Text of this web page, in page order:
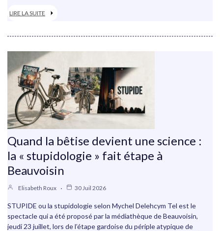
LIRE LA SUITE
Quand la bêtise devient une science :
la « stupidologie » fait étape à
Beauvoisin
Elisabeth Roux 30 Juil 2026
STUPIDE ou la stupidologie selon Mychel Delehcym Tel est le
spectacle qui a été proposé par la médiathèque de Beauvoisin,
jeudi 23 juillet, lors de l’étape gardoise du périple atypique de